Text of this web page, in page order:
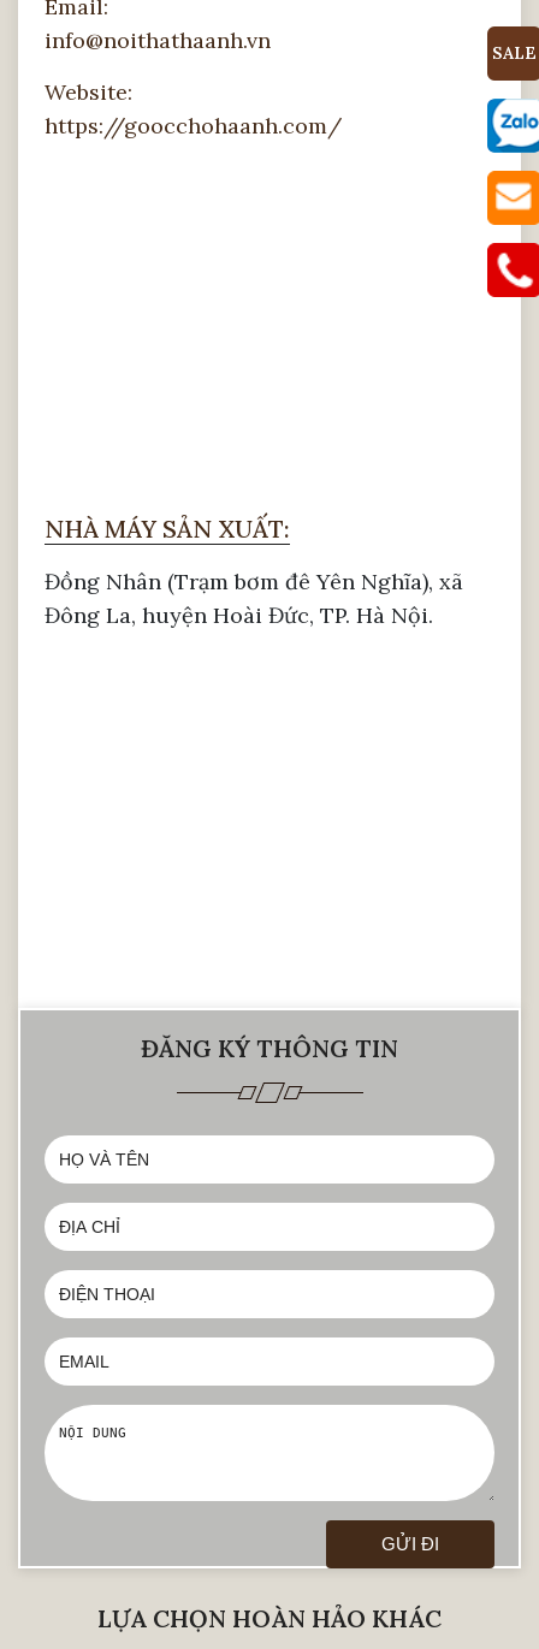
Email:
info@noithathaanh.vn
Website:
https://goocchohaanh.com/
NHÀ MÁY SẢN XUẤT:
Đồng Nhân (Trạm bơm đê Yên Nghĩa), xã
Đông La, huyện Hoài Đức, TP. Hà Nội.
ĐĂNG KÝ THÔNG TIN
LỰA CHỌN HOÀN HẢO KHÁC
SALE